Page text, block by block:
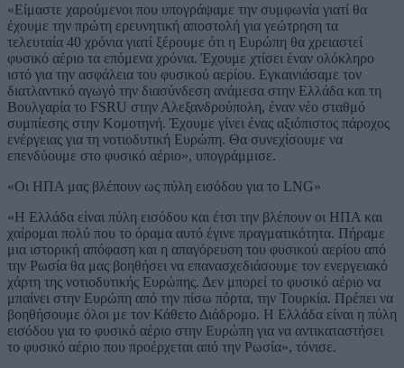
«Είμαστε χαρούμενοι που υπογράψαμε την συμφωνία γιατί θα
έχουμε την πρώτη ερευνητική αποστολή για γεώτρηση τα
τελευταία 40 χρόνια γιατί ξέρουμε ότι η Ευρώπη θα χρειαστεί
φυσικό αέριο τα επόμενα χρόνια. Έχουμε χτίσει έναν ολόκληρο
ιστό για την ασφάλεια του φυσικού αερίου. Εγκαινιάσαμε τον
διατλαντικό αγωγό την διασύνδεση ανάμεσα στην Ελλάδα και τη
Βουλγαρία το FSRU στην Αλεξανδρούπολη, έναν νέο σταθμό
συμπίεσης στην Κομοτηνή. Έχουμε γίνει ένας αξιόπιστος πάροχος
ενέργειας για τη νοτιοδυτική Ευρώπη. Θα συνεχίσουμε να
επενδύουμε στο φυσικό αέριο», υπογράμμισε.
«Οι ΗΠΑ μας βλέπουν ως πύλη εισόδου για το LNG»
«Η Ελλάδα είναι πύλη εισόδου και έτσι την βλέπουν οι ΗΠΑ και
χαίρομαι πολύ που το όραμα αυτό έγινε πραγματικότητα. Πήραμε
μια ιστορική απόφαση και η απαγόρευση του φυσικού αερίου από
την Ρωσία θα μας βοηθήσει να επανασχεδιάσουμε τον ενεργειακό
χάρτη της νοτιοδυτικής Ευρώπης. Δεν μπορεί το φυσικό αέριο να
μπαίνει στην Ευρώπη από την πίσω πόρτα, την Τουρκία. Πρέπει να
βοηθήσουμε όλοι με τον Κάθετο Διάδρομο. Η Ελλάδα είναι η πύλη
εισόδου για το φυσικό αέριο στην Ευρώπη για να αντικαταστήσει
το φυσικό αέριο που προέρχεται από την Ρωσία», τόνισε.